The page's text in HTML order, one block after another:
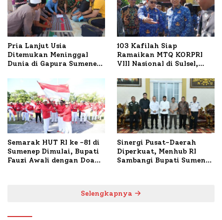
Pria Lanjut Usia
Ditemukan Meninggal
Dunia di Gapura Sumenep,
103 Kafilah Siap
Ramaikan MTQ KORPRI
VIII Nasional di Sulsel,
Semarak HUT RI ke -81 di
Sumenep Dimulai, Bupati
Fauzi Awali dengan Doa
Sinergi Pusat-Daerah
Diperkuat, Menhub RI
Sambangi Bupati Sumenep
Selengkapnya